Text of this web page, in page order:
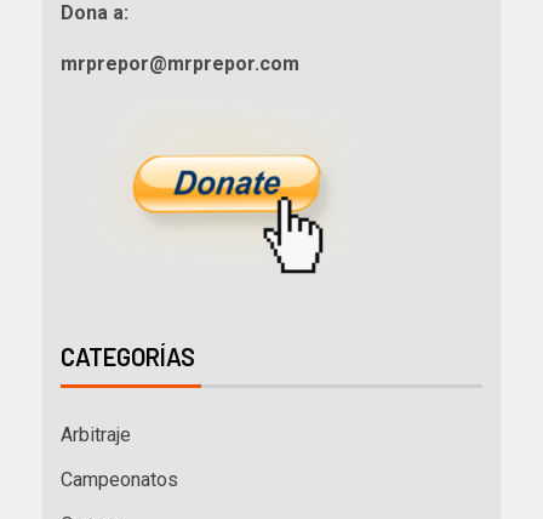
Dona a:
mrprepor@mrprepor.com
CATEGORÍAS
Arbitraje
Campeonatos